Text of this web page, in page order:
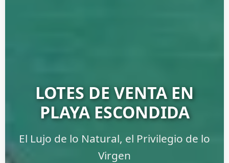
LOTES DE VENTA EN
PLAYA ESCONDIDA
El Lujo de lo Natural, el Privilegio de lo
Virgen